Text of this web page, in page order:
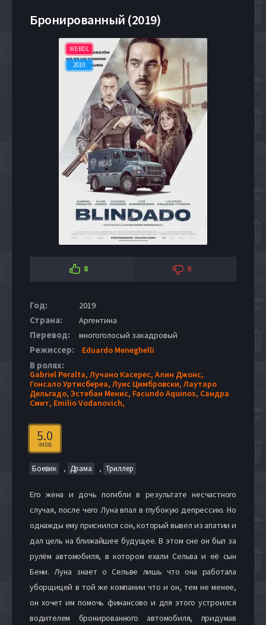
Бронированный (2019)
WEBDL
2019
8 9
Год: 2019
Страна: Аргентина
Перевод: многоголосый закадровый
Режиссер: Eduardo Meneghelli
В ролях:
Gabriel Peralta,Лучано Касерес, Алин Джонс,
Гонсало Уртисбереа,Луис Цимбровски,Лаутаро
Дельгадо, Эстебан Менис, Facundo Aquinos, Сандра
Смит, Emilio Vodanovich,
5.0
IMDB
Боевик , Драма , Триллер
Его жена и дочь погибли в результате несчастного
случая, после чего Луна впал в глубокую депрессию. Но
однажды ему приснился сон, который вывел из апатии и
дал цель на ближайшее будущее. В этом сне он был за
рулём автомобиля, в котором ехали Сельва и её сын
Бени. Луна знает о Сельве лишь что она работала
уборщицей в той же компании что и он, тем не менее,
он хочет им помочь финансово и для этого устроился
водителем бронированного автомобиля, придумав